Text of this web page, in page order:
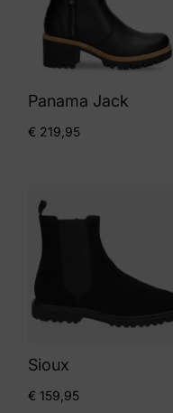
Panama Jack
€ 219,95
Sioux
€ 159,95